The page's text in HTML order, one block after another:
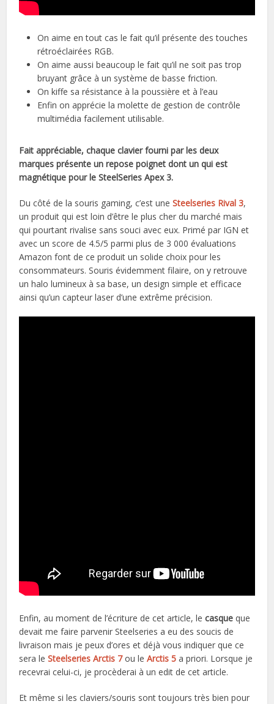
On aime en tout cas le fait qu’il présente des touches
rétroéclairées RGB.
On aime aussi beaucoup le fait qu’il ne soit pas trop
bruyant grâce à un système de basse friction.
On kiffe sa résistance à la poussière et à l’eau
Enfin on apprécie la molette de gestion de contrôle
multimédia facilement utilisable.
Fait appréciable, chaque clavier fourni par les deux
marques présente un repose poignet dont un qui est
magnétique pour le SteelSeries Apex 3.
Du côté de la souris gaming, c’est uneSteelseries Rival 3,
un produit qui est loin d’être le plus cher du marché mais
qui pourtant rivalise sans souci avec eux. Primé par IGN et
avec un score de 4.5/5 parmi plus de 3 000 évaluations
Amazon font de ce produit un solide choix pour les
consommateurs. Souris évidemment filaire, on y retrouve
un halo lumineux à sa base, un design simple et efficace
ainsi qu’un capteur laser d’une extrême précision.
Enfin, au moment de l’écriture de cet article, lecasqueque
devait me faire parvenir Steelseries a eu des soucis de
livraison mais je peux d’ores et déjà vous indiquer que ce
sera leSteelseries Arctis 7ou leArctis 5 a priori. Lorsque je
recevrai celui-ci, je procèderai à un edit de cet article.
Et même si les claviers/souris sont toujours très bien pour